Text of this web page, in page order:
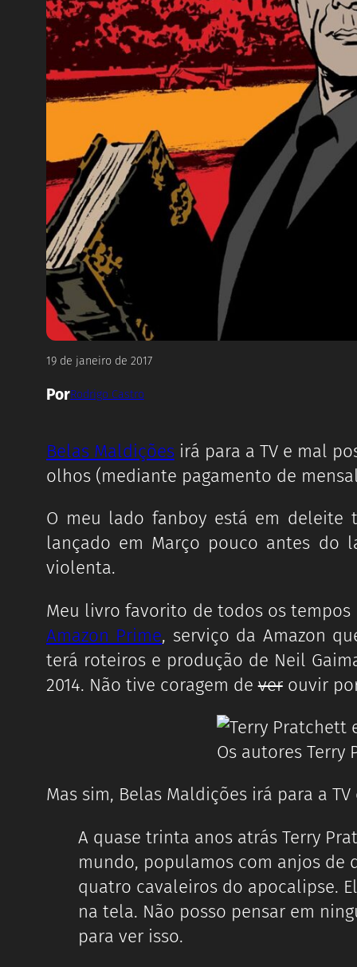
19 de janeiro de 2017
PorRodrigo Castro
Belas Maldiçõesirá para a TV e mal
olhos (mediante pagamento de
O meu lado fanboy está em
lançado em Março pouco antes do
violenta.
Meu livro favorito de todos os
Amazon Prime, serviço da Amazon
terá roteiros e produção de Neil
2014. Não tive coragem deverouvir
Os autores Terry
Mas sim, Belas Maldições irá para a
A quase trinta anos atrás Terry
mundo, populamos com anjos de
quatro cavaleiros do apocalipse.
na tela. Não posso pensar em
para ver isso.